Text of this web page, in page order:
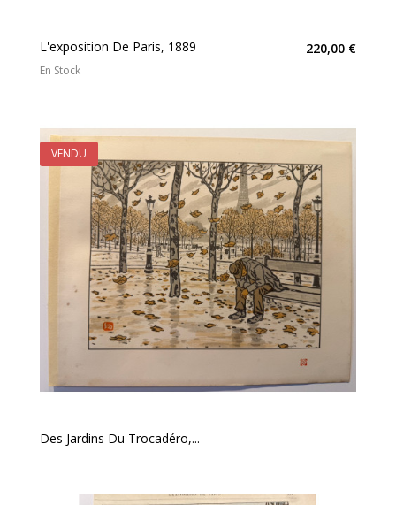
L'exposition De Paris, 1889 220,00 €
En Stock
Des Jardins Du Trocadéro,...
VENDU